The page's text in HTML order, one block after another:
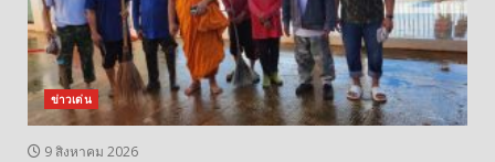
ข่าวเด่น
9 สิงหาคม 2026